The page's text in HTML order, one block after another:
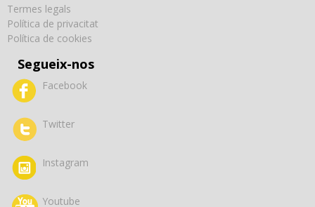
Termes legals
Política de privacitat
Política de cookies
Segueix-nos
Facebook
Twitter
Instagram
Youtube